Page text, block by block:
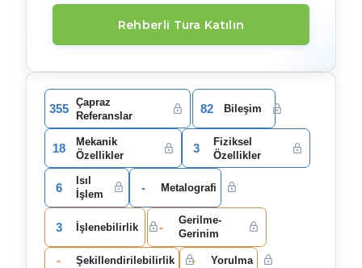
Rehberli Tura Katılın
355
Çapraz
Referanslar
82 Bileşim
18
Mekanik
Özellikler
3
Fiziksel
Özellikler
6
Isıl
İşlem
- Metalografi
3 İşlenebilirlik -
Gerilme-
Gerinim
- Şekillendirilebilirlik - Yorulma